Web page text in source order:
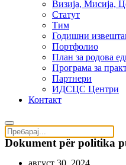
Визија, Мисија,
Статут
Тим
Годишни
Портфолио
План за родова
Програма за
Партнери
ИДСЦС Центри
Контакт
Dokument për politika
август 30, 2024